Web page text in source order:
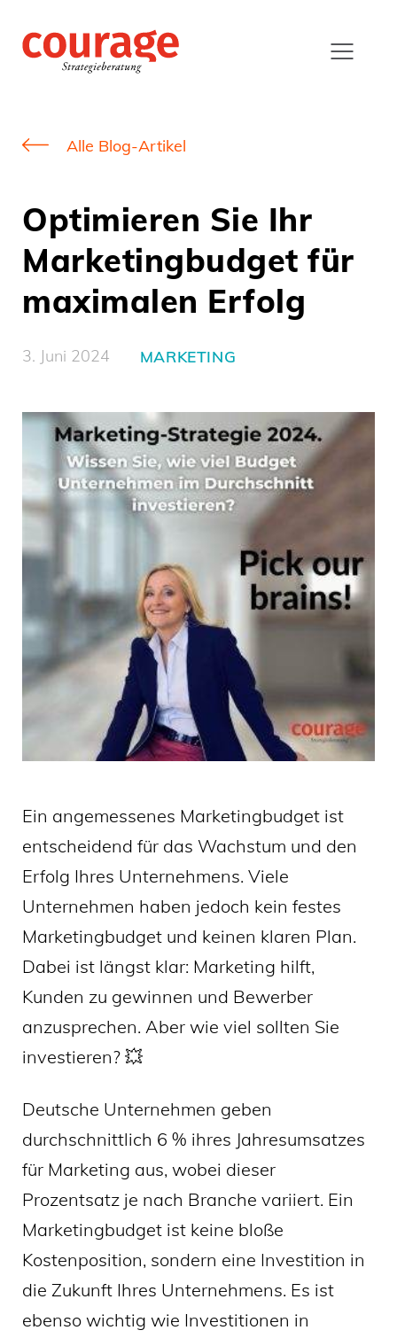
Alle Blog-Artikel
Optimieren Sie Ihr
Marketingbudget für
maximalen Erfolg
3. Juni 2024 MARKETING
Ein angemessenes Marketingbudget ist
entscheidend für das Wachstum und den
Erfolg Ihres Unternehmens. Viele
Unternehmen haben jedoch kein festes
Marketingbudget und keinen klaren Plan.
Dabei ist längst klar: Marketing hilft,
Kunden zu gewinnen und Bewerber
anzusprechen. Aber wie viel sollten Sie
investieren? 💥
Deutsche Unternehmen geben
durchschnittlich 6 % ihres Jahresumsatzes
für Marketing aus, wobei dieser
Prozentsatz je nach Branche variiert. Ein
Marketingbudget ist keine bloße
Kostenposition, sondern eine Investition in
die Zukunft Ihres Unternehmens. Es ist
ebenso wichtig wie Investitionen in